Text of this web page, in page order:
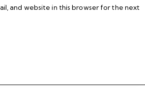
and website in this browser for the next